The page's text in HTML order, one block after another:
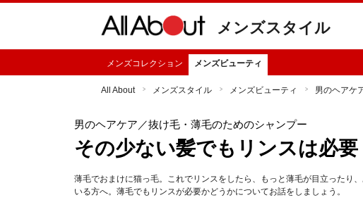
メンズスタイル
メンズコレクション メンズビューティ
All About メンズスタイル メンズビューティ 男のヘアケ
男のヘアケア ／抜け毛・薄毛のためのシャンプー
その少ない髪でもリンスは必要
薄毛でおまけに猫っ毛。これでリンスをしたら、もっと薄毛が目立った
いる方へ。薄毛でもリンスが必要かどうかについてお話をしましょう。